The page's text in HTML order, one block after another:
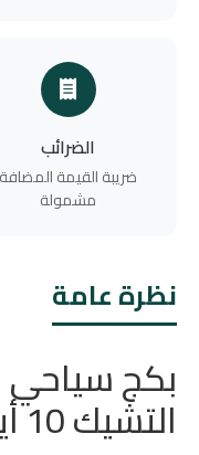
الضرائب
ضريبة القيمة المضافة
مشمولة
نظرة عامة
بكج سياحي
التشيك 10 أيام: